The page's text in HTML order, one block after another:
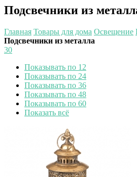
Подсвечники из
Главная Товары для дома Освещение
Подсвечники из металла
30
Показывать по 12
Показывать по 24
Показывать по 36
Показывать по 48
Показывать по 60
Показать всё